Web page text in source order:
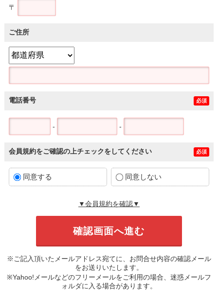
〒
ご住所
電話番号 必須
- -
会員規約をご確認の上チェックをしてください 必須
同意する 同意しない
▼会員規約を確認▼
※ご記入頂いたメールアドレス宛てに、お問合せ内容の確認メール
をお送りいたします。
※Yahoo!メールなどのフリーメールをご利用の場合、迷惑メールフ
ォルダに入る場合があります。